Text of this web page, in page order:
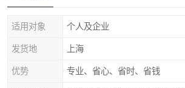
适用对象 个人及企业
发货地 上海
优势 专业、省心、省时、省钱